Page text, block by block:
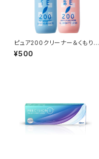
ピュア200クリーナー＆くもり止
めセット
¥500